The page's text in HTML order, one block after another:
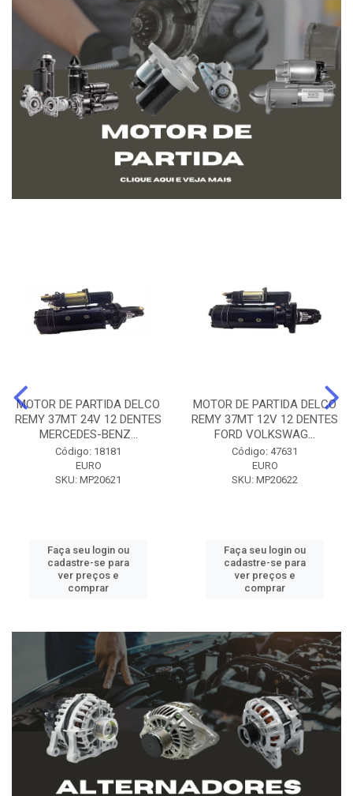
MOTOR DE PARTIDA DELCO
REMY 37MT 24V 12 DENTES
MERCEDES-BENZ...
Código: 18181
EURO
SKU: MP20621
Faça seu login ou
cadastre-se para
ver preços e
comprar
MOTOR DE PARTIDA DELCO
REMY 37MT 12V 12 DENTES
FORD VOLKSWAG...
Código: 47631
EURO
SKU: MP20622
Faça seu login ou
cadastre-se para
ver preços e
comprar